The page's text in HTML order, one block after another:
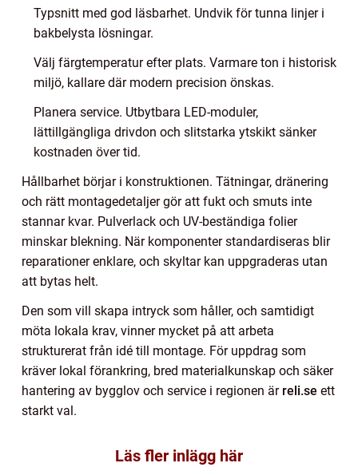
Typsnitt med god läsbarhet. Undvik för tunna linjer i
bakbelysta lösningar.
Välj färgtemperatur efter plats. Varmare ton i historisk
miljö, kallare där modern precision önskas.
Planera service. Utbytbara LED-moduler,
lättillgängliga drivdon och slitstarka ytskikt sänker
kostnaden över tid.
Hållbarhet börjar i konstruktionen. Tätningar, dränering
och rätt montagedetaljer gör att fukt och smuts inte
stannar kvar. Pulverlack och UV-beständiga folier
minskar blekning. När komponenter standardiseras blir
reparationer enklare, och skyltar kan uppgraderas utan
att bytas helt.
Den som vill skapa intryck som håller, och samtidigt
möta lokala krav, vinner mycket på att arbeta
strukturerat från idé till montage. För uppdrag som
kräver lokal förankring, bred materialkunskap och säker
hantering av bygglov och service i regionen är reli.se ett
starkt val.
Läs fler inlägg här